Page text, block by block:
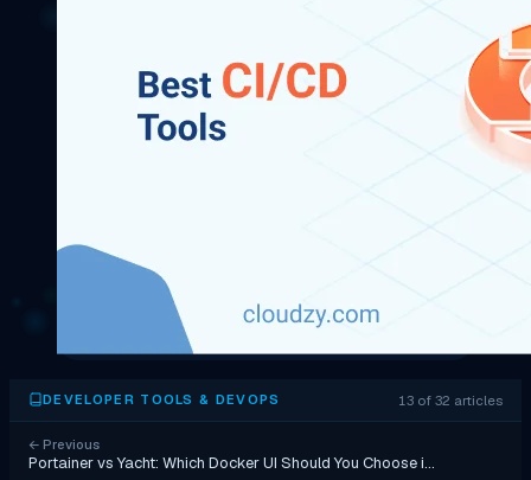
DEVELOPER TOOLS & DEVOPS 13 of 32 articles
← Previous
Portainer vs Yacht: Which Docker UI Should You Choose i…